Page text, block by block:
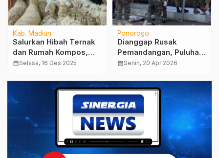
Kab. Madiun
Salurkan Hibah Ternak
dan Rumah Kompos,
DKPP Dorong KWT dan
Berkembang
calendar_monthSelasa, 16 Des 2025
Ponorogo
Dianggap Rusak
Pemandangan, Puluhan
Lapak PKL Liar di
calendar_monthSenin, 20 Apr 2026